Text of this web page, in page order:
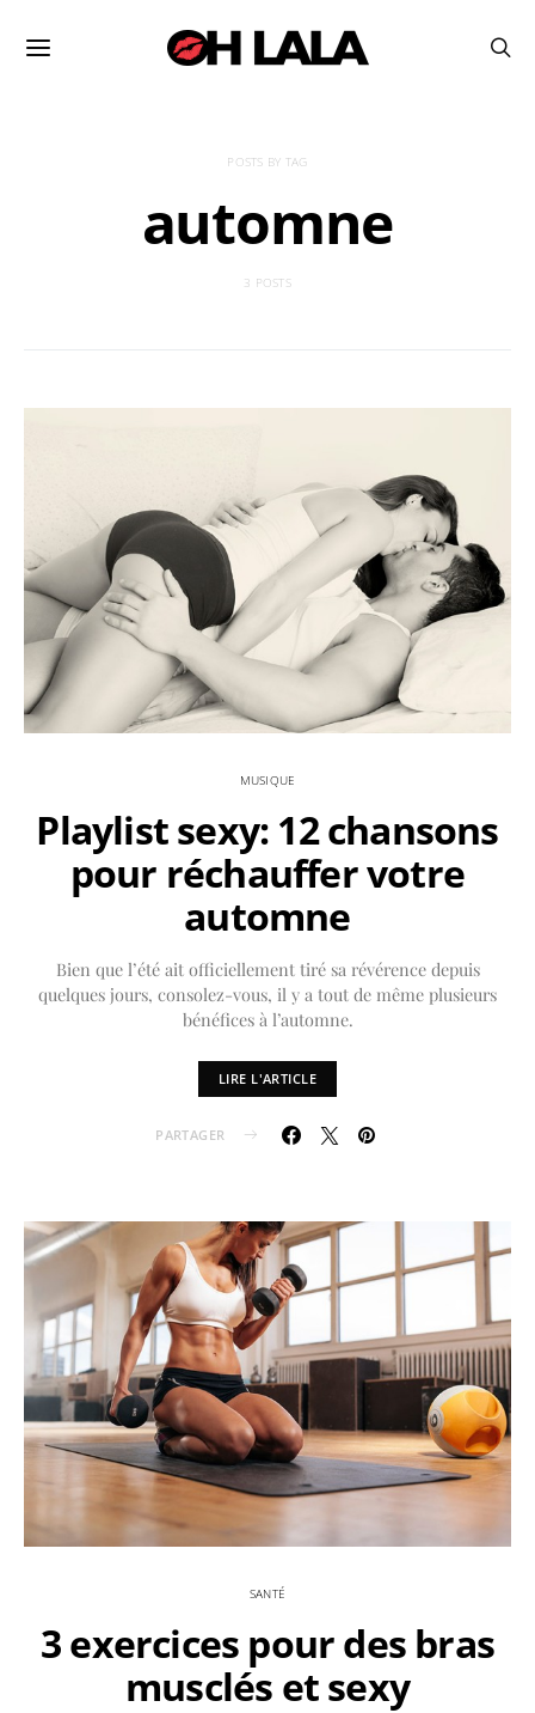
POSTS BY TAG
automne
3 POSTS
MUSIQUE
Playlist sexy: 12 chansons
pour réchauffer votre
automne
Bien que l’été ait officiellement tiré sa révérence depuis
quelques jours, consolez-vous, il y a tout de même plusieurs
bénéfices à l’automne.
LIRE L'ARTICLE
PARTAGER
SANTÉ
3 exercices pour des bras
musclés et sexy